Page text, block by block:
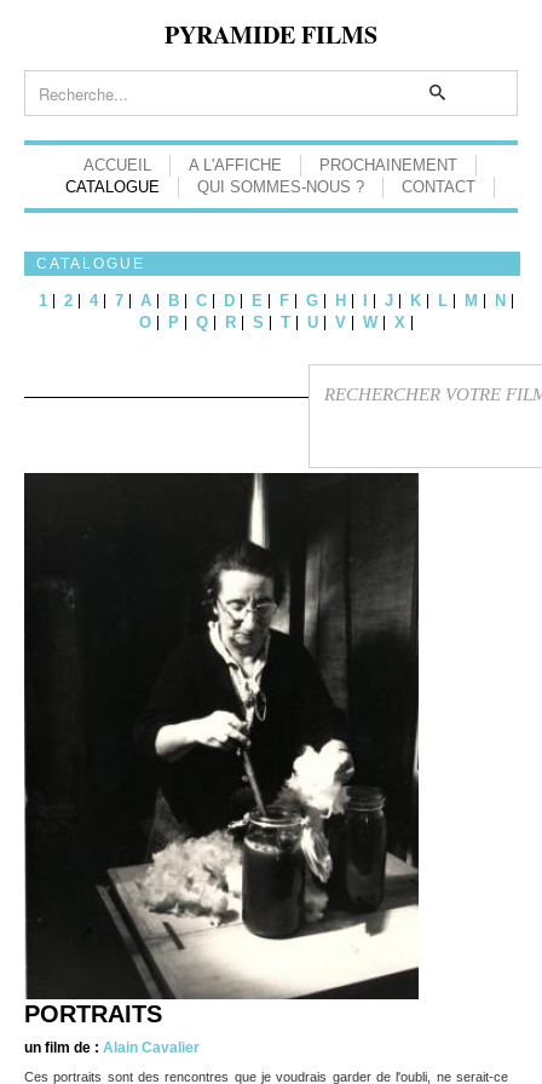
PYRAMIDE FILMS
ACCUEIL A L'AFFICHE
PROCHAINEMENT
CATALOGUE
QUI SOMMES-NOUS ? CONTACT
CATALOGUE
1 2 4 7 A B C D E F G H J K L M
N
O
P Q R S T U V W X
PORTRAITS
un film de : Alain Cavalier
Ces portraits sont des rencontres que je voudrais garder de l'oubli, ne serait-ce